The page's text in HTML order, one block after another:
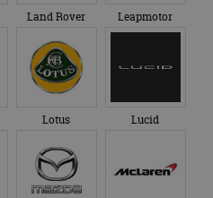
Land Rover Leapmotor
Lotus Lucid